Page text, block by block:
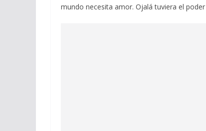
mundo necesita amor. Ojalá tuviera el